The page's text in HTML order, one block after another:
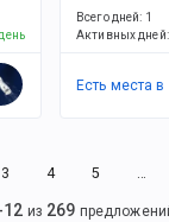
Всего дней: 1
Активных дней:
Есть места в
3 4 5
12 из 269